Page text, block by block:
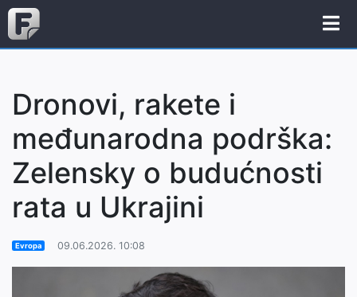
Dronovi, rakete i
međunarodna podrška:
Zelensky o budućnosti
rata u Ukrajini
Evropa 09.06.2026. 10:08